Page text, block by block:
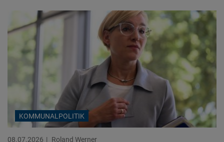
KOMMUNALPOLITIK
08.07.2026 Roland Werner